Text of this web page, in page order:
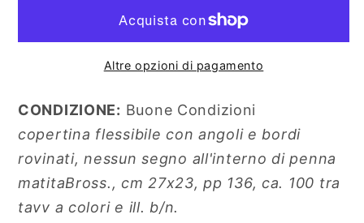
Catalogo
Della
Mostra
(Monza,
1996)
Russia
(1812-
Catalogo
Della
Mostra
(Monza,
1996)
Altre opzioni di pagamento
CONDIZIONE: Buone Condizioni
copertina flessibile con angoli e bordi
rovinati, nessun segno all'interno di penna
matitaBross., cm 27x23, pp 136, ca. 100 tra
tavv a colori e ill. b/n.